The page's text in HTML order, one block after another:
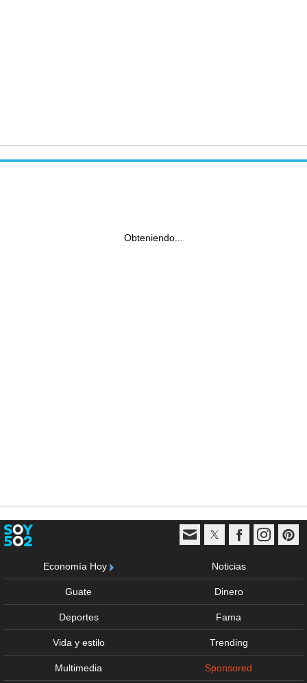
Obteniendo...
Economía Hoy Noticias
Guate Dinero
Deportes Fama
Vida y estilo Trending
Multimedia Sponsored